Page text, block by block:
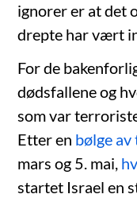
ignorer er at det
drepte har vært
For de
dødsfallene og
som var
Etter en bølge
mars og 5. mai,
startet Israel en